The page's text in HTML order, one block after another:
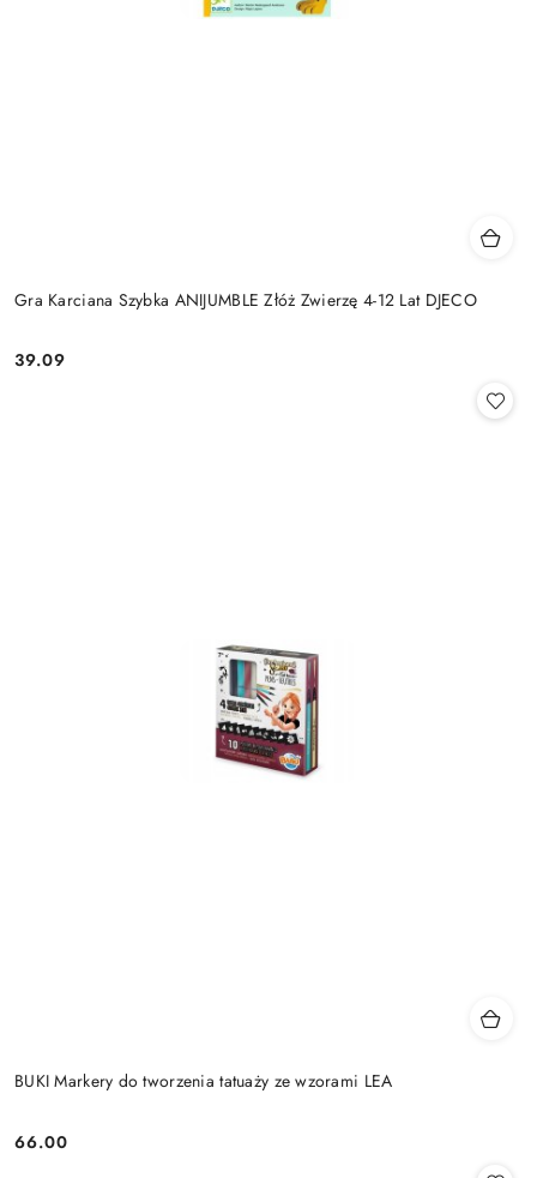
Gra Karciana Szybka ANIJUMBLE Złóż Zwierzę 4-12 Lat DJECO
Cena:
39.09
BUKI Markery do tworzenia tatuaży ze wzorami LEA
Cena:
66.00